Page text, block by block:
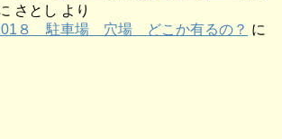
さとし より
８ 駐車場 穴場 どこか有るの？ に